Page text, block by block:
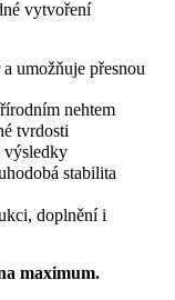
vytvoření
umožňuje přesnou
nehtem
tvrdosti
výsledky
stabilita
doplnění i
maximum.